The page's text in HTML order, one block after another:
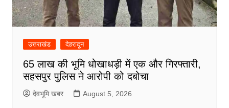
उत्तराखंड देहरादून
65 लाख की भूमि धोखाधड़ी में एक और गिरफ्तारी,
सहसपुर पुलिस ने आरोपी को दबोचा
देवभूमि खबर August 5, 2026